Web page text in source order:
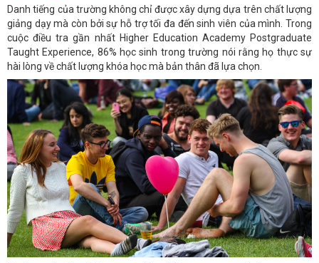
Danh tiếng của trường không chỉ được xây dựng dựa trên chất lượng
giảng dạy mà còn bởi sự hỗ trợ tối đa đến sinh viên của mình. Trong
cuộc điều tra gần nhất Higher Education Academy Postgraduate
Taught Experience, 86% học sinh trong trường nói rằng họ thực sự
hài lòng về chất lượng khóa học mà bản thân đã lựa chọn.